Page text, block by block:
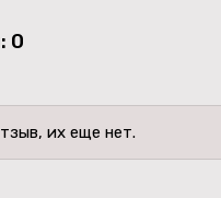
0
их еще нет.